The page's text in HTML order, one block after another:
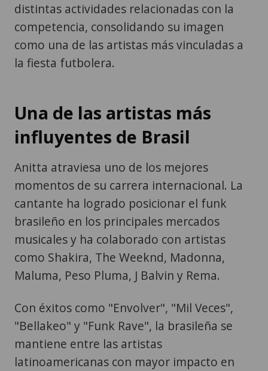
distintas actividades relacionadas con la
competencia, consolidando su imagen
como una de las artistas más vinculadas a
la fiesta futbolera.
Una de las artistas más
influyentes de Brasil
Anitta atraviesa uno de los mejores
momentos de su carrera internacional. La
cantante ha logrado posicionar el funk
brasileño en los principales mercados
musicales y ha colaborado con artistas
como Shakira, The Weeknd, Madonna,
Maluma, Peso Pluma, J Balvin y Rema.
Con éxitos como "Envolver", "Mil Veces",
"Bellakeo" y "Funk Rave", la brasileña se
mantiene entre las artistas
latinoamericanas con mayor impacto en